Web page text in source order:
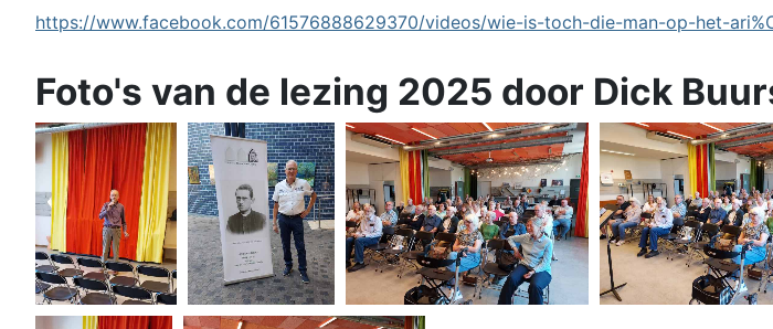
https://www.facebook.com/61576888629370/videos/wie-is-toch-die-man-op-het-
Foto's van de lezing 2025 door Dick